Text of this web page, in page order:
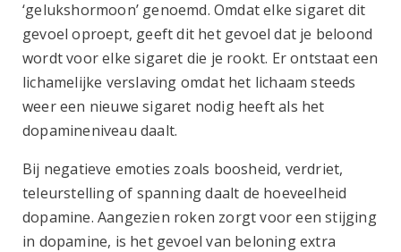
‘gelukshormoon’ genoemd. Omdat elke sigaret dit
gevoel oproept, geeft dit het gevoel dat je beloond
wordt voor elke sigaret die je rookt. Er ontstaat een
lichamelijke verslaving omdat het lichaam steeds
weer een nieuwe sigaret nodig heeft als het
dopamineniveau daalt.
Bij negatieve emoties zoals boosheid, verdriet,
teleurstelling of spanning daalt de hoeveelheid
dopamine. Aangezien roken zorgt voor een stijging
in dopamine, is het gevoel van beloning extra